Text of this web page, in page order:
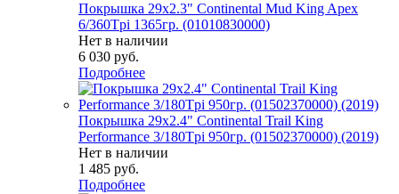
Покрышка 29x2.3" Continental Mud King Apex
6/360Tpi 1365гр. (01010830000)
Нет в наличии
6 030 руб.
Подробнее
Покрышка 29x2.4" Continental Trail King
Performance 3/180Tpi 950гр. (01502370000) (2019)
Нет в наличии
1 485 руб.
Подробнее